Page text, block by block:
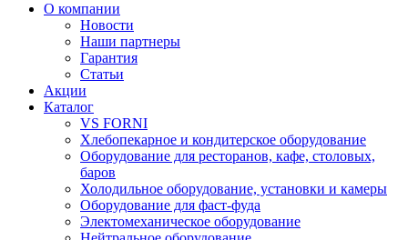
О компании
Новости
Наши партнеры
Гарантия
Статьи
Акции
Каталог
VS FORNI
Хлебопекарное и кондитерское оборудование
Оборудование для ресторанов, кафе, столовых,
баров
Холодильное оборудование, установки и камеры
Оборудование для фаст-фуда
Электомеханическое оборудование